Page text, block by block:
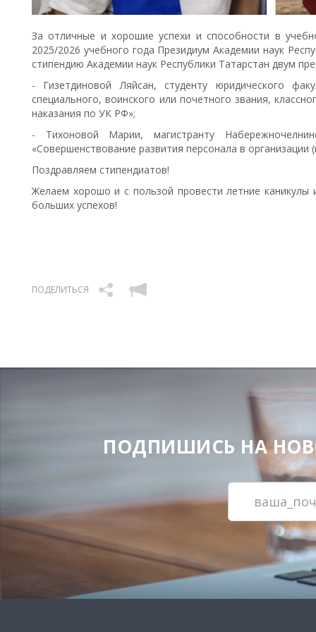
За отличные и хорошие успехи и способности в
2025/2026 учебного года Президиум Академии наук
стипендию Академии наук Республики Татарстан двум
- Гизетдиновой Ляйсан, студенту юридического
специального, воинского или почетного звания,
наказания по УК РФ»;
- Тихоновой Марии, магистранту
«Совершенствование развития персонала в
Поздравляем стипендиатов!
Желаем хорошо и с пользой провести летние
больших успехов!
ПОДЕЛИТЬСЯ
ПОДПИШИСЬ НА